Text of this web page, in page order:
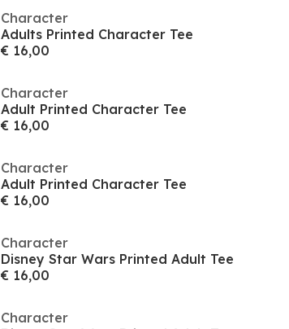
Character
Adults Printed Character Tee
€ 16,00
Character
Adult Printed Character Tee
€ 16,00
Character
Adult Printed Character Tee
€ 16,00
Character
Disney Star Wars Printed Adult Tee
€ 16,00
Character